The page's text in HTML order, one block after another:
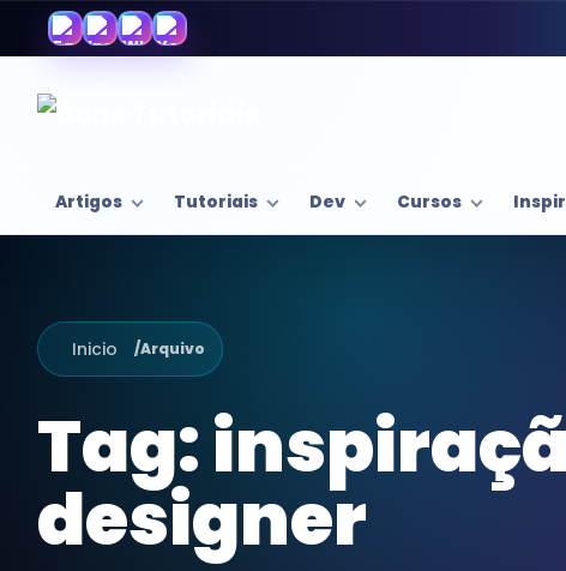
Artigos Tutoriais Dev Cursos
Inicio /Arquivo
Tag:
designer